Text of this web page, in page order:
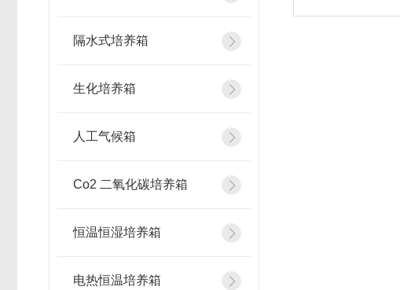
隔水式培养箱
生化培养箱
人工气候箱
Co2 二氧化碳培养箱
恒温恒湿培养箱
电热恒温培养箱